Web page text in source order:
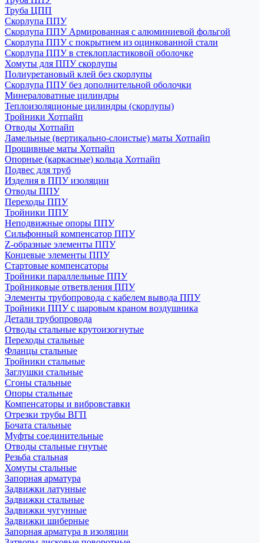
Труба ЦПП
Скорлупа ППУ
Скорлупа ППУ Армированная с алюминиевой фольгой
Скорлупа ППУ с покрытием из оцинкованной стали
Скорлупа ППУ в стеклопластиковой оболочке
Хомуты для ППУ скорлупы
Полиуретановый клей без скорлупы
Скорлупа ППУ без дополнительной оболочки
Минераловатные цилиндры
Теплоизоляционые цилиндры (скорлупы)
Тройники Хотпайп
Отводы Хотпайп
Ламельные (вертикально-слоистые) маты Хотпайп
Прошивные маты Хотпайп
Опорные (каркасные) кольца Хотпайп
Подвес для труб
Изделия в ППУ изоляции
Отводы ППУ
Переходы ППУ
Тройники ППУ
Неподвижные опоры ППУ
Cильфонный компенсатор ППУ
Z-образные элементы ППУ
Концевые элементы ППУ
Стартовые компенсаторы
Тройники параллельные ППУ
Тройниковые ответвления ППУ
Элементы трубопровода с кабелем вывода ППУ
Тройники ППУ с шаровым краном воздушника
Детали трубопровода
Отводы стальные крутоизогнутые
Переходы стальные
Фланцы стальные
Тройники стальные
Заглушки стальные
Сгоны стальные
Опоры стальные
Компенсаторы и вибровставки
Отрезки трубы ВГП
Бочата стальные
Муфты соединительные
Отводы стальные гнутые
Резьба стальная
Хомуты стальные
Запорная арматура
Задвижки латунные
Задвижки стальные
Задвижки чугунные
Задвижки шиберные
Запорная арматура в изоляции